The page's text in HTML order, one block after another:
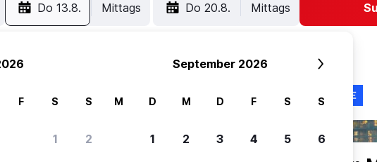
Do 13.8. Mittags Do 20.8. Mittags
F S S
1 2
September 2026
M D M D F S S
1 2 3 4 5 6